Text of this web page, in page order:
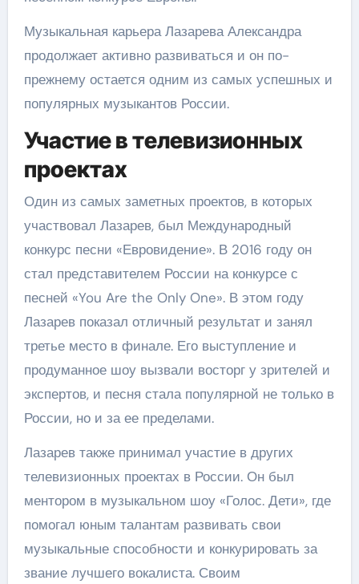
Музыкальная карьера Лазарева Александра
продолжает активно развиваться и он по-
прежнему остается одним из самых успешных и
популярных музыкантов России.
Участие в телевизионных
проектах
Один из самых заметных проектов, в которых
участвовал Лазарев, был Международный
конкурс песни «Евровидение». В 2016 году он
стал представителем России на конкурсе с
песней «You Are the Only One». В этом году
Лазарев показал отличный результат и занял
третье место в финале. Его выступление и
продуманное шоу вызвали восторг у зрителей и
экспертов, и песня стала популярной не только в
России, но и за ее пределами.
Лазарев также принимал участие в других
телевизионных проектах в России. Он был
ментором в музыкальном шоу «Голос. Дети», где
помогал юным талантам развивать свои
музыкальные способности и конкурировать за
звание лучшего вокалиста. Своим